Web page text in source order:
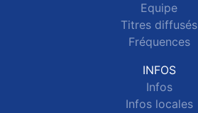
Equipe
Titres diffusés
Fréquences
INFOS
Infos
Infos locales